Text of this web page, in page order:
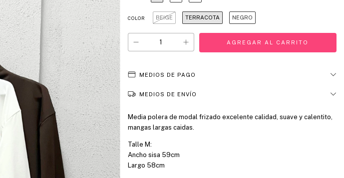
COLOR BEIGE TERRACOTA NEGRO
MEDIOS DE PAGO
MEDIOS DE ENVÍO
Media polera de modal frizado excelente calidad, suave y calentito,
mangas largas caidas.
Talle M:
Ancho sisa 59cm
Largo 58cm